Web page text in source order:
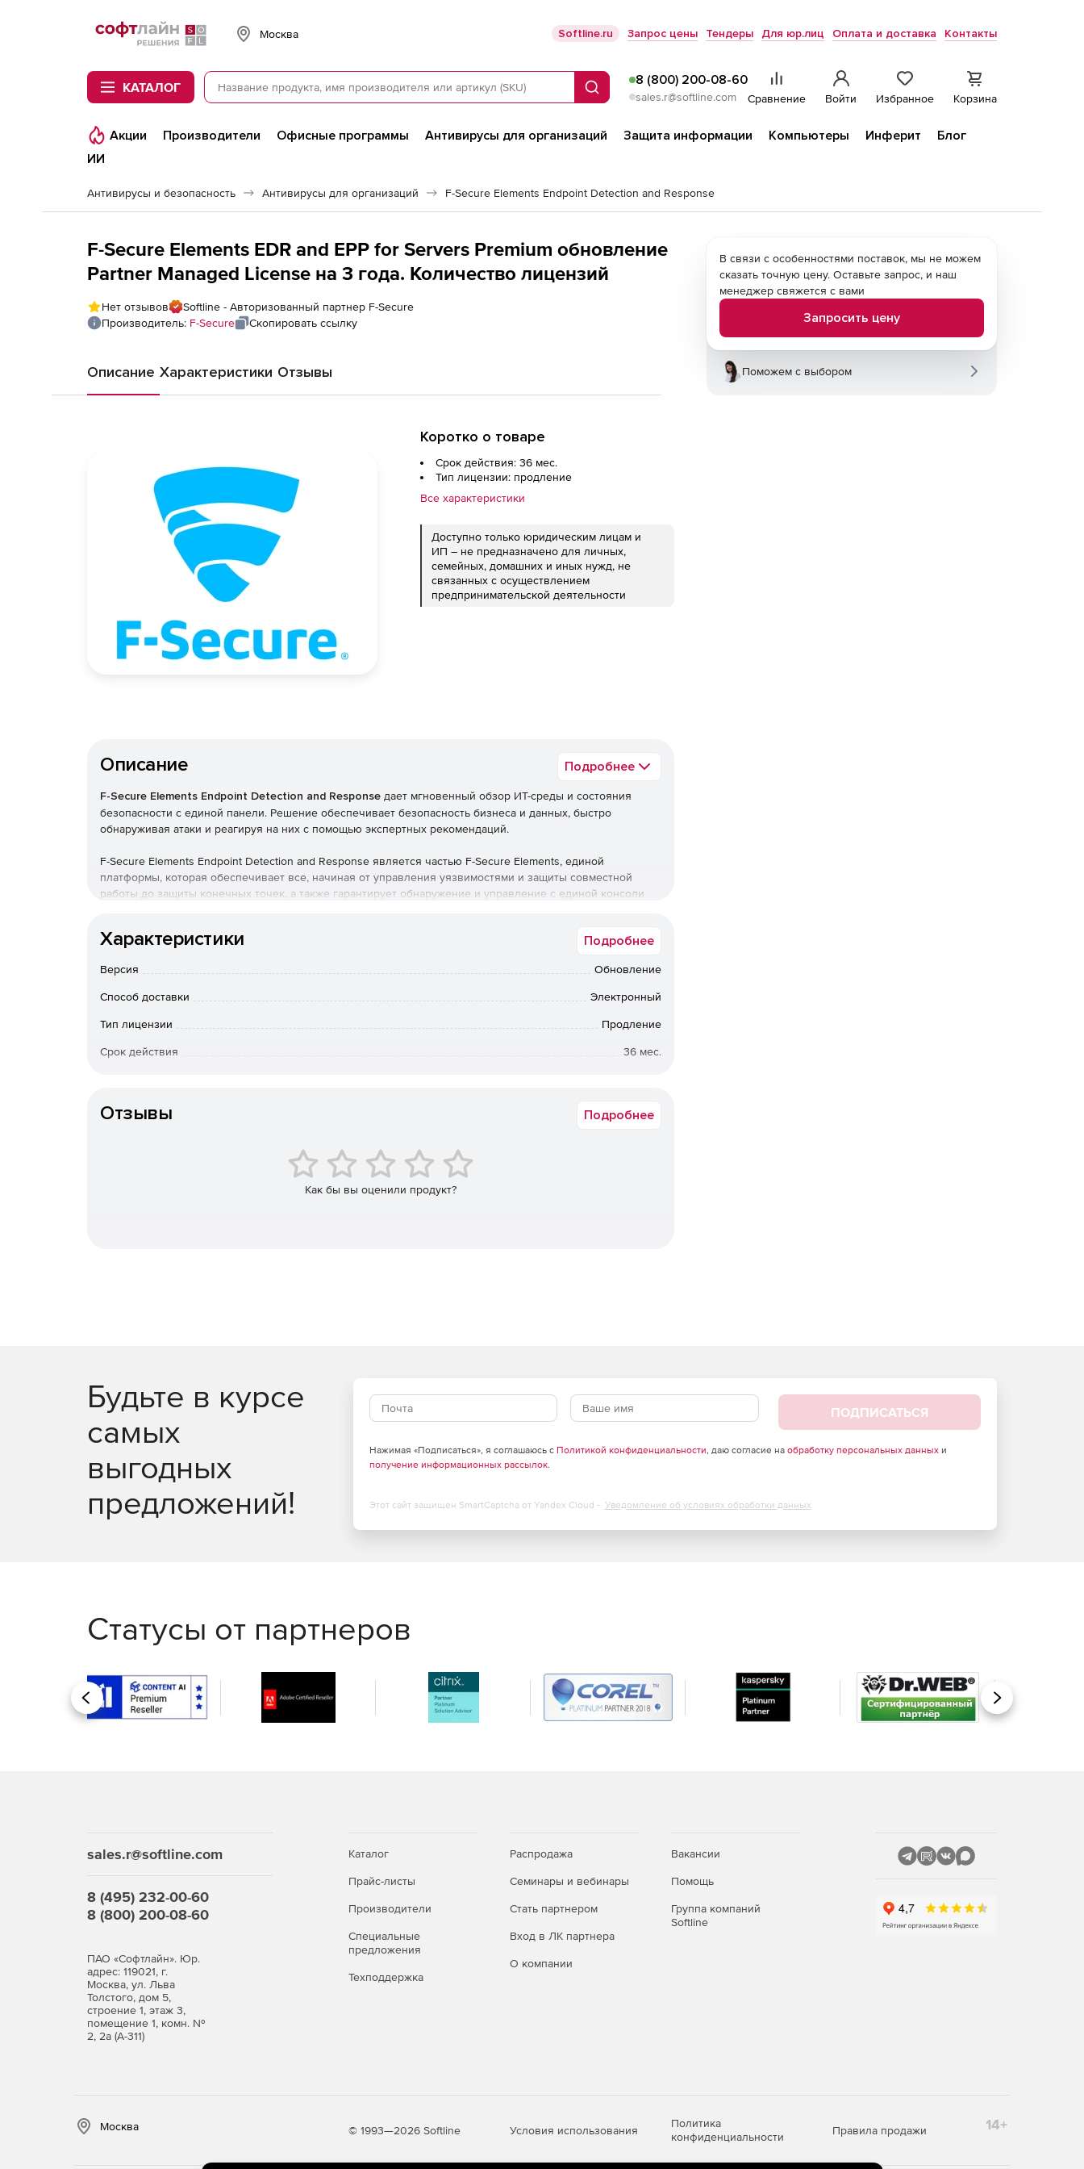
Softline
Москва Softline.ru Запрос цены Тендеры Для юр.лиц Оплата и доставка Контакты
КАТАЛОГ Поиск
8 (800) 200-08-60
sales.r@softline.com Сравнение Войти Избранное Корзина
Акции Производители Офисные программы Антивирусы для организаций Защита информации Компьютеры Инферит
Блог
ИИ
Антивирусы и безопасность Антивирусы для организаций F-Secure Elements Endpoint Detection and Response
F-Secure Elements EDR and EPP for Servers Premium обновление
Partner Managed License на 3 года. Количество лицензий
Нет отзывов
Softline - Авторизованный партнер F-Secure
Производитель: F-Secure Скопировать ссылку
Описание Характеристики Отзывы
Коротко о товаре
Срок действия: 36 мес.
Тип лицензии: продление
Все характеристики
Доступно только юридическим лицам и
ИП – не предназначено для личных,
семейных, домашних и иных нужд, не
связанных с осуществлением
предпринимательской деятельности
Описание Подробнее
F-Secure Elements Endpoint Detection and Response дает мгновенный обзор ИТ-среды и состояния
безопасности с единой панели. Решение обеспечивает безопасность бизнеса и данных, быстро
обнаруживая атаки и реагируя на них с помощью экспертных рекомендаций.
F-Secure Elements Endpoint Detection and Response является частью F-Secure Elements, единой
платформы, которая обеспечивает все, начиная от управления уязвимостями и защиты совместной
работы до защиты конечных точек, а также гарантирует обнаружение и управление с единой консоли
Улучшенная видимость
Повышает прозрачность состояния и безопасности ИТ-среды с помощью инвентаризации приложений и
конечных точек. Легко выявляет неправильное использование ресурсов, собирая и коррелируя помимо
Быстрый ответ на атаку
Встроенные средства автоматизации и аналитики обеспечивают быстрое реагирование на реальные
сложные угрозы и целевые атаки. Можно использовать руководство о том, как реагировать, с
возможностью круглосуточной автоматизации ответных действий.
Характеристики Подробнее
Версия Обновление
Способ доставки Электронный
Тип лицензии Продление
Срок действия 36 мес.
Отзывы Подробнее
Как бы вы оценили продукт?
В связи с особенностями поставок, мы не можем
сказать точную цену. Оставьте запрос, и наш
менеджер свяжется с вами
Запросить цену
Поможем с выбором
Будьте в курсе
самых
выгодных
предложений!
ПОДПИСАТЬСЯ
Нажимая «Подписаться», я соглашаюсь с Политикой конфиденциальности, даю согласие на обработку персональных данныхи
получение информационных рассылок.
Этот сайт защищен SmartCaptcha от Yandex Cloud - Уведомление об условиях обработки данных
Статусы от партнеров
Назад Вперед
sales.r@softline.com
8 (495) 232-00-60
8 (800) 200-08-60
ПАО «Софтлайн». Юр.
адрес: 119021, г.
Москва, ул. Льва
Толстого, дом 5,
строение 1, этаж 3,
помещение 1, комн. №
2, 2а (А-311)
Каталог
Прайс-листы
Производители
Специальные
предложения
Техподдержка
Распродажа
Семинары и вебинары
Стать партнером
Вход в ЛК партнера
О компании
Вакансии
Помощь
Группа компаний
Softline
Москва © 1993—2026 Softline Условия использования
Политика
конфиденциальности
Правила продажи 14+